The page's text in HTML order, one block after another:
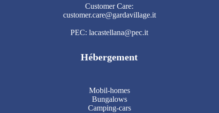
Customer Care:
customer.care@gardavillage.it
PEC: lacastellana@pec.it
Hébergement
Mobil-homes
Bungalows
Camping-cars